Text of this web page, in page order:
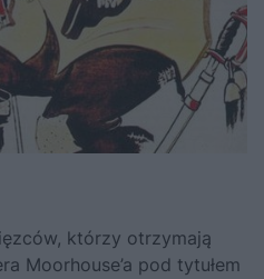
którzy otrzymają
Moorhouse’a pod tytułem